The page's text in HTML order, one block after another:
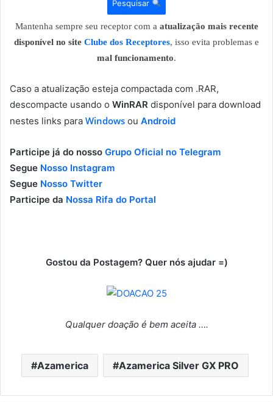
Pesquisar
Mantenha sempre seu receptor com a atualização mais recente
disponível no site Clube dos Receptores, isso evita problemas e
mal funcionamento.
Caso a atualização esteja compactada com .RAR,
descompacte usando o WinRAR disponível para download
nestes links para Windows ou Android
Participe já do nosso Grupo Oficial no Telegram
Segue Nosso Instagram
Segue Nosso Twitter
Participe da Nossa Rifa do Portal
Gostou da Postagem? Quer nós ajudar =)
Qualquer doação é bem aceita ….
Azamerica Azamerica Silver GX PRO